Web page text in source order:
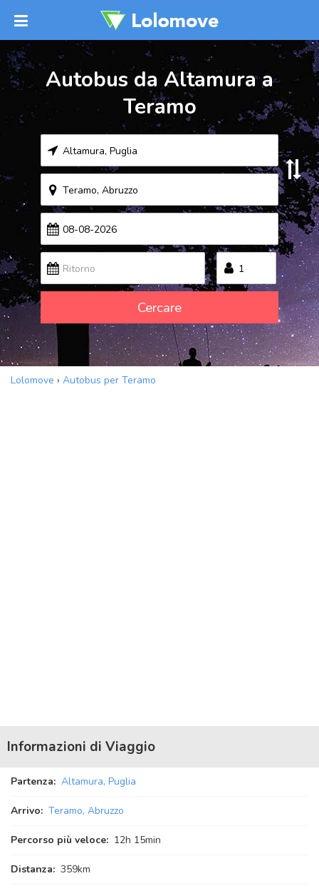
Autobus da Altamura a
Teramo
Cercare
Lolomove › Autobus per Teramo
Informazioni di Viaggio
Partenza: Altamura, Puglia
Arrivo: Teramo, Abruzzo
Percorso più veloce: 12h 15min
Distanza: 359km